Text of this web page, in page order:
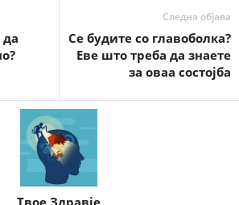
да
Следна објава
Се будите со главоболка?
Еве што треба да знаете
за оваа состојба